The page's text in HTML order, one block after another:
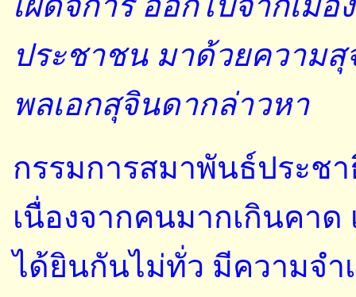
ประชาชน มาด้วยความสุ
พลเอกสุจินดากล่าวหา
กรรมการสมาพันธ์ประช
เนื่องจากคนมากเกินคาด
ได้ยินกันไม่ทั่ว มีความจำ